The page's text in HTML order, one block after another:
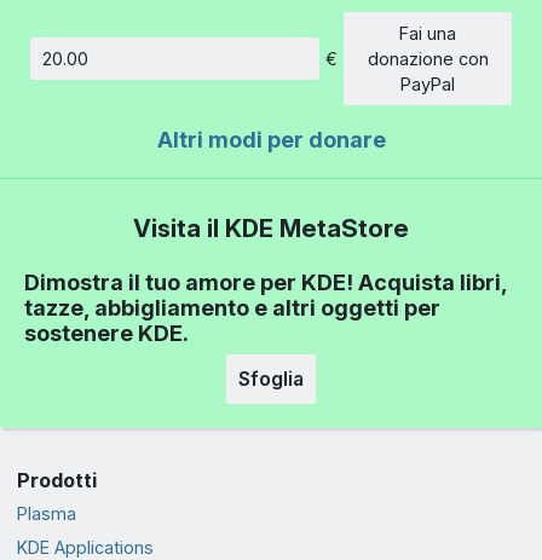
Importo
€
Fai una
donazione con
PayPal
Altri modi per donare
Visita il KDE MetaStore
Dimostra il tuo amore per KDE! Acquista libri,
tazze, abbigliamento e altri oggetti per
sostenere KDE.
Sfoglia
Prodotti
Plasma
KDE Applications